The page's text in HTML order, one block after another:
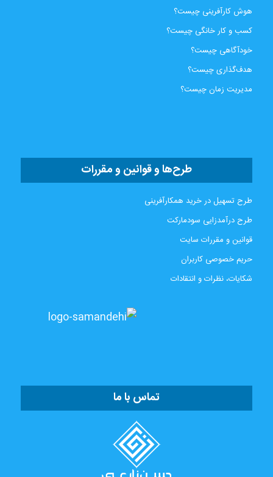
هوش کارآفرینی چیست؟
کسب و کار خانگی چیست؟
خودآگاهی چیست؟
هدف‌گذاری چیست؟
مدیریت زمان چیست؟
طرح‌ها و قوانین و مقررات
طرح تسهیل در خرید همکارآفرینی
طرح درآمدزایی سودمارکت
قوانین و مقررات سایت
حریم خصوصی کاربران
شکایات، نظرات و انتقادات
تماس با ما